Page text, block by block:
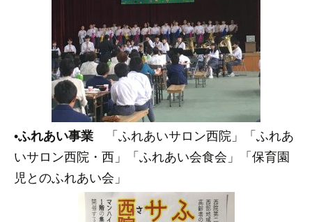
•ふれあい事業 「ふれあいサロン西院」「ふれあ
いサロン西院・西」「ふれあい会食会」「保育園
児とのふれあい会」